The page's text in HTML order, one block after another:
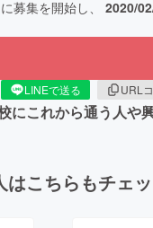
に募集を開始し、 2020/
LINEで送る URL
にこれから通う人や
こちらもチェ